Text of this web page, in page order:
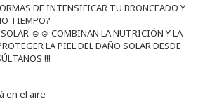
DE INTENSIFICAR TU BRONCEADO Y
TIEMPO?
☺️☺️ COMBINAN LA NUTRICIÓN Y LA
LA PIEL DEL DAÑO SOLAR DESDE
!!!